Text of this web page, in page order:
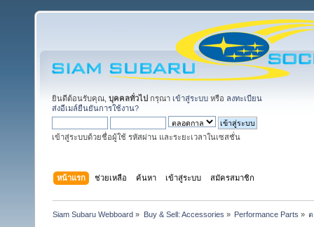
ยินดีต้อนรับคุณ, บุคคลทั่วไป กรุณา เข้าสู่ระบบ หรือ ลงทะเบียน
ส่งอีเมล์ยืนยันการใช้งาน?
เข้าสู่ระบบด้วยชื่อผู้ใช้ รหัสผ่าน และระยะเวลาในเซสชั่น
หน้าแรก ช่วยเหลือ ค้นหา เข้าสู่ระบบ สมัครสมาชิก
Siam Subaru Webboard » Buy & Sell: Accessories » Performance Parts » ต